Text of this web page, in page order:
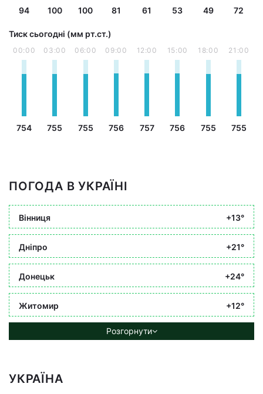
94 100 100 81 61 53 49 72
Тиск сьогодні (мм рт.ст.)
00:00
754
03:00
755
06:00
755
09:00
756
12:00
757
15:00
756
18:00
755
21:00
755
ПОГОДА В УКРАЇНІ
Вінниця +13°
Дніпро +21°
Донецьк +24°
Житомир +12°
Розгорнути
УКРАЇНА